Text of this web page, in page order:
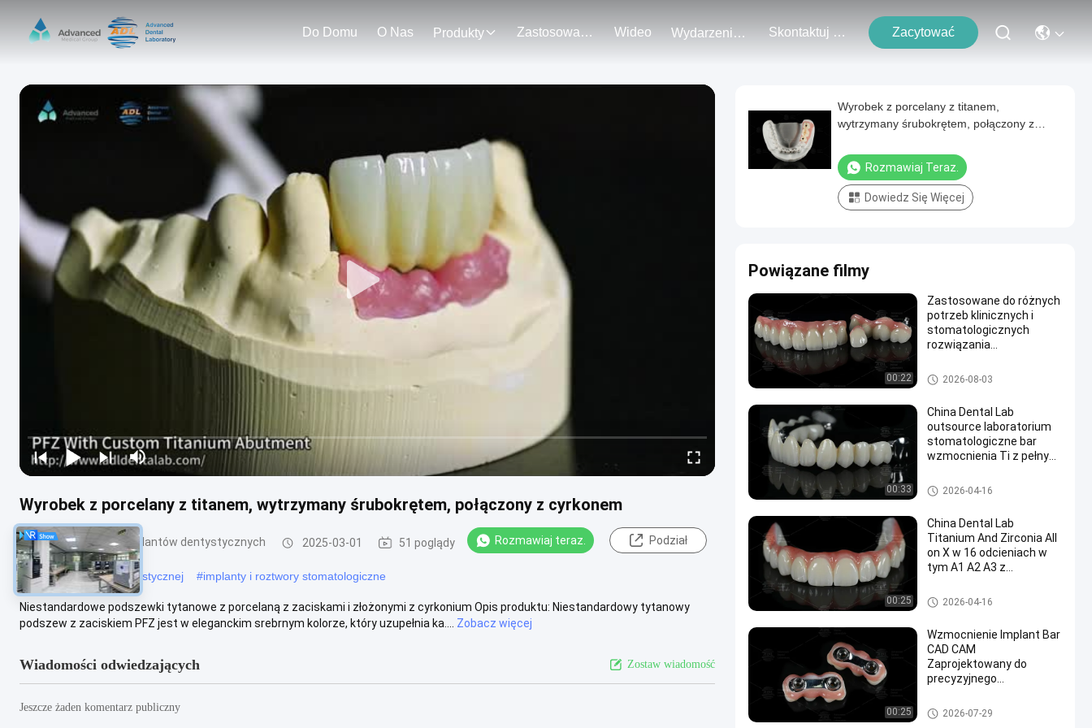
Do Domu O Nas Produkty Zastosowanie Wideo Wydarzenia Skontaktuj Się Z Nami Zacytować
Wyrobek z porcelany z titanem, wytrzymany śrubokrętem, połączony z cyrkonem
Rozwiązania dla implantów dentystycznych 2025-03-01 51 poglądy Rozmawiaj teraz. Podział
#implanty protezy dentystycznej #implanty i roztwory stomatologiczne
Niestandardowe podszewki tytanowe z porcelaną z zaciskami i złożonymi z cyrkonium Opis produktu: Niestandardowy tytanowy
podszew z zaciskiem PFZ jest w eleganckim srebrnym kolorze, który uzupełnia ka....
Zobacz więcej
Wiadomości odwiedzających Zostaw wiadomość
Jeszcze żaden komentarz publiczny
Wyrobek z porcelany z titanem,
wytrzymany śrubokrętem, połączony z
Rozmawiaj Teraz.
Dowiedz Się Więcej
Powiązane filmy
00:22
Zastosowane do różnych
potrzeb klinicznych i
stomatologicznych
rozwiązania
niskiej alergii
zapewniające precyzję
Królewskie i mostne laboratori
um stomatologiczne
2026-08-03
00:33
China Dental Lab
outsource laboratorium
stomatologiczne bar
wzmocnienia Ti z pełnym
konkurencyjne ceny z
rabatami objętościowymi
specjalistów
stomatologicznych
wymagających i produkcji
Chińskie laboratorium dentyst
yczne
2026-04-16
00:25
China Dental Lab
Titanium And Zirconia All
on X w 16 odcieniach w
tym A1 A2 A3 z
stomatologicznego dla
naturalnej estetyki
Chińskie laboratorium dentyst
yczne
2026-04-16
00:25
Wzmocnienie Implant Bar
CAD CAM
Zaprojektowany do
precyzyjnego
Kompatybilny z
większością systemów
Pasek implantu
2026-07-29